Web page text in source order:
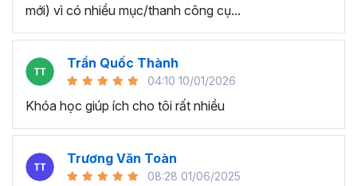
mới) vì có nhiều mục/thanh công cụ...
Trần Quốc Thành
04:10 10/01/2026
Khóa học giúp ích cho tôi rất nhiều
Trương Văn Toàn
08:28 01/06/2025